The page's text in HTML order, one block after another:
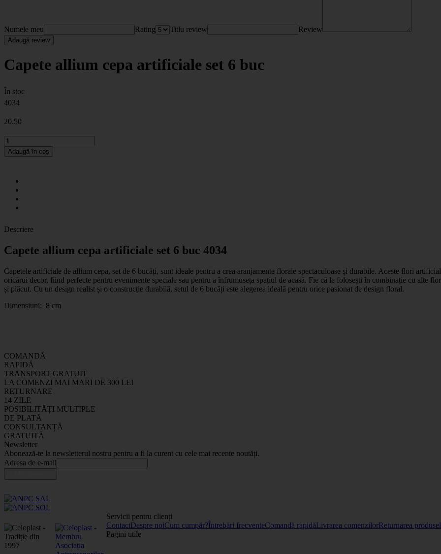
Numele meu Rating Titlu review Review
Adaugă review
Capete allium cepa artificiale set 6 buc
În stoc
4034
20.50
Adaugă în coș
Descriere
Capete allium cepa artificiale set 6 buc 4034
Capetele artificiale de allium cepa, set de 6 bucăți, sunt ideale pentru a crea aranjamente florale spectaculoase și durabile. Aceste flori
oricărui decor, fiind perfecte pentru evenimente speciale sau pentru a înfrumuseța spațiul de acasă. Fie că le folosești în combinație cu alte
și plăcut. Cu un design realist și o construcție durabilă, setul de 6 bucăți este alegerea ideală pentru orice pasionat de design floral.
Dimensiuni: 8 cm
COMANDĂ
RAPIDĂ
TRANSPORT GRATUIT
LA COMENZI MAI MARI DE 300 LEI
RETURNARE
14 ZILE
POSIBILITĂȚI MULTIPLE
DE PLATĂ
CONSULTANȚĂ
GRATUITĂ
Newsletter
Abonează-te la newsletterul nostru pentru a fi la curent cu cele mai recente noutăți.
Adresa de e-mail
Servicii pentru clienți
ContactDespre noiCum cumpăr?Întrebări frecventeComandă rapidăLivrarea comenzilorReturnarea
Pagini utile